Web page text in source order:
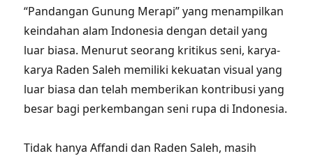
“Pandangan Gunung Merapi” yang menampilkan
keindahan alam Indonesia dengan detail yang
luar biasa. Menurut seorang kritikus seni, karya-
karya Raden Saleh memiliki kekuatan visual yang
luar biasa dan telah memberikan kontribusi yang
besar bagi perkembangan seni rupa di Indonesia.
Tidak hanya Affandi dan Raden Saleh, masih